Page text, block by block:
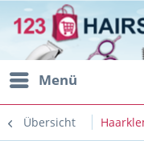
Menü
Übersicht